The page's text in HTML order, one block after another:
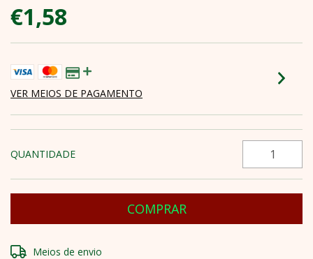
€1,58
VER MEIOS DE PAGAMENTO
QUANTIDADE
Entregas para o CEP:
Meios de envio